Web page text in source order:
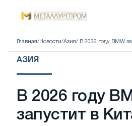
Главная/ Новости/Азия/ В 2026 году BMW
АЗИЯ
В 2026 году
запустит в